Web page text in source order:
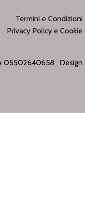
Termini e Condizioni
Privacy Policy e Cookie
05502640658 . Design